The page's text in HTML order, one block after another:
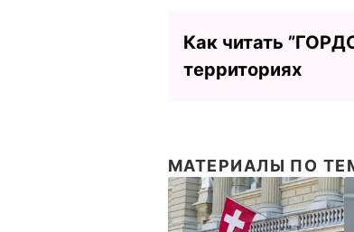
Как читать
территориях
МАТЕРИАЛЫ ПО